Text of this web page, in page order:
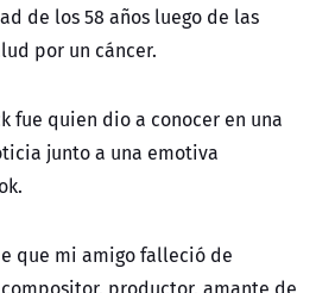
de los 58 años luego de las
por un cáncer.
fue quien dio a conocer en una
junto a una emotiva
que mi amigo falleció de